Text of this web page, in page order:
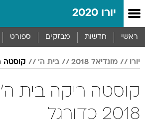
יורו 2020
ראשי חדשות מבזקים ספורט
יורו מונדיאל 2018 בית ה' קוסטה
קוסטה ריקה בית ה'
2018 כדורגל